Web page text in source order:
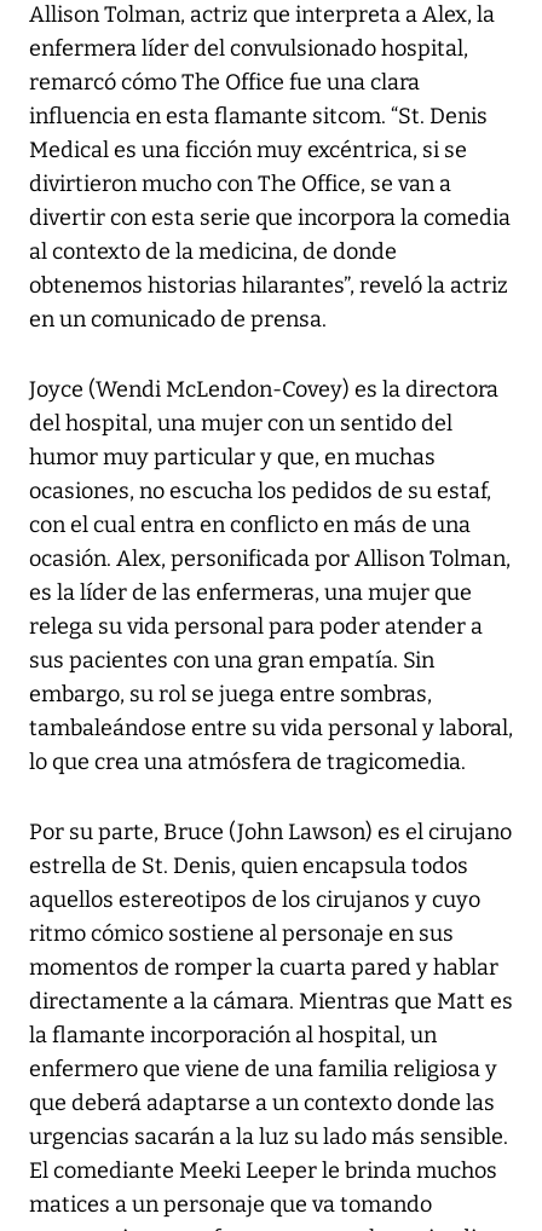
Allison Tolman, actriz que interpreta a Alex, la
enfermera líder del convulsionado hospital,
remarcó cómo The Office fue una clara
influencia en esta flamante sitcom. “St. Denis
Medical es una ficción muy excéntrica, si se
divirtieron mucho con The Office, se van a
divertir con esta serie que incorpora la comedia
al contexto de la medicina, de donde
obtenemos historias hilarantes”, reveló la actriz
en un comunicado de prensa.
Joyce (Wendi McLendon-Covey) es la directora
del hospital, una mujer con un sentido del
humor muy particular y que, en muchas
ocasiones, no escucha los pedidos de su estaf,
con el cual entra en conflicto en más de una
ocasión. Alex, personificada por Allison Tolman,
es la líder de las enfermeras, una mujer que
relega su vida personal para poder atender a
sus pacientes con una gran empatía. Sin
embargo, su rol se juega entre sombras,
tambaleándose entre su vida personal y laboral,
lo que crea una atmósfera de tragicomedia.
Por su parte, Bruce (John Lawson) es el cirujano
estrella de St. Denis, quien encapsula todos
aquellos estereotipos de los cirujanos y cuyo
ritmo cómico sostiene al personaje en sus
momentos de romper la cuarta pared y hablar
directamente a la cámara. Mientras que Matt es
la flamante incorporación al hospital, un
enfermero que viene de una familia religiosa y
que deberá adaptarse a un contexto donde las
urgencias sacarán a la luz su lado más sensible.
El comediante Meeki Leeper le brinda muchos
matices a un personaje que va tomando